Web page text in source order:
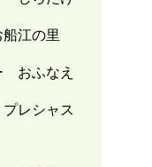
江の里
おふなえ
レシャス